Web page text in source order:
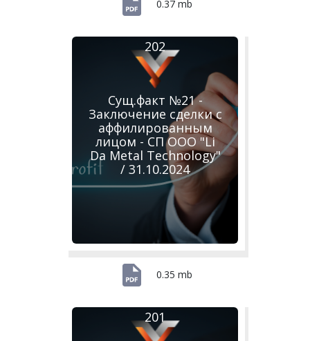
0.37 mb
Сущ.факт №21 -
Заключение сделки с
аффилированным
лицом - СП ООО "Li
Da Metal Technology"
/ 31.10.2024
202
0.35 mb
201